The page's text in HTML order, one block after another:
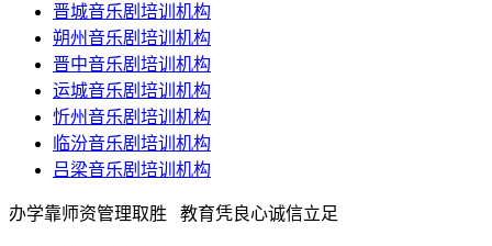
晋城音乐剧培训机构
朔州音乐剧培训机构
晋中音乐剧培训机构
运城音乐剧培训机构
忻州音乐剧培训机构
临汾音乐剧培训机构
吕梁音乐剧培训机构
办学靠师资管理取胜 教育凭良心诚信立足